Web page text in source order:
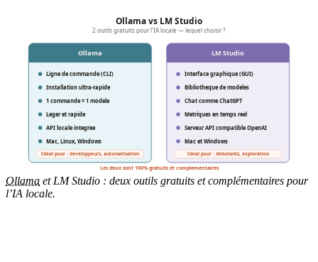
Ollama et LM Studio : deux outils gratuits et complémentaires pour
l’IA locale.